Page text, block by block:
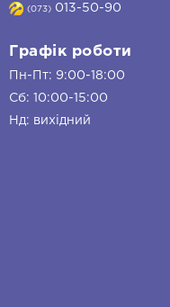
(073) 013-50-90
Графік роботи
Пн-Пт: 9:00-18:00
Сб: 10:00-15:00
Нд: вихідний